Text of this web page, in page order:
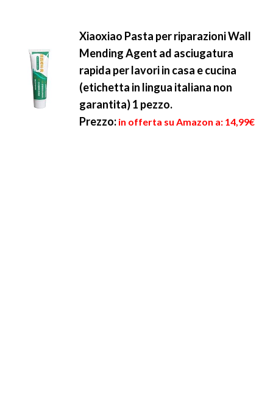
Xiaoxiao Pasta per riparazioni Wall
Mending Agent ad asciugatura
rapida per lavori in casa e cucina
(etichetta in lingua italiana non
garantita) 1 pezzo.
Prezzo: in offerta su Amazon a: 14,99€